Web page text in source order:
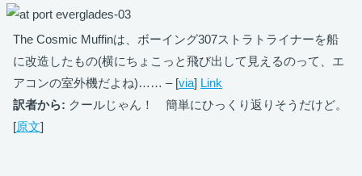
The Cosmic Muffinは、ボーイング307ストラトライナーを船
に改造したもの(横にちょこっと飛び出して見えるのって、エ
アコンの室外機だよね)…… – [via] Link
訳者から: クールじゃん！ 簡単にひっくり返りそうだけど。
[原文]